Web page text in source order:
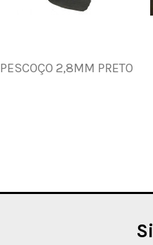
PESCOÇO 2,8MM PRETO